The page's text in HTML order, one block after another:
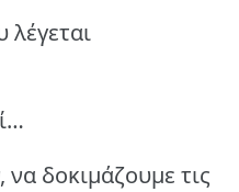
δοκιμάζουμε τις